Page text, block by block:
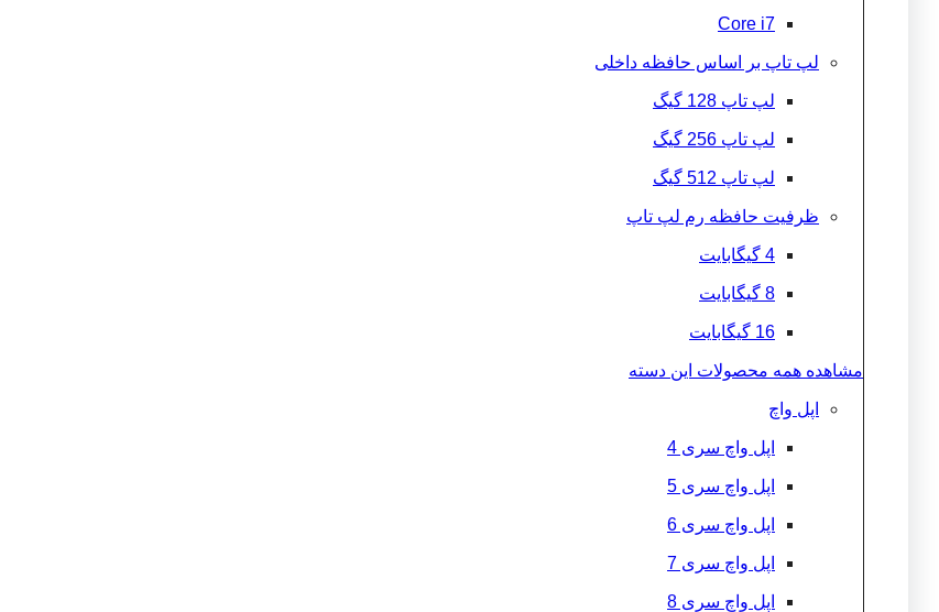
Core i7
لپ تاپ بر اساس حافظه داخلی
لپ تاپ 128 گیگ
لپ تاپ 256 گیگ
لپ تاپ 512 گیگ
ظرفیت حافظه رم لپ تاپ
4 گیگابایت
8 گیگابایت
16 گیگابایت
مشاهده همه محصولات این دسته
اپل واچ
اپل واچ سری 4
اپل واچ سری 5
اپل واچ سری 6
اپل واچ سری 7
اپل واچ سری 8